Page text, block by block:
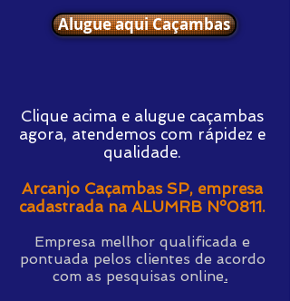
Alugue aqui Caçambas
Clique acima e alugue caçambas
agora, atendemos com rápidez e
qualidade.​
Arcanjo Caçambas SP, empresa
cadastrada na ALUMRB Nº0811.
Empresa mellhor qualificada e
pontuada pelos clientes de acordo
com as pesquisas online.